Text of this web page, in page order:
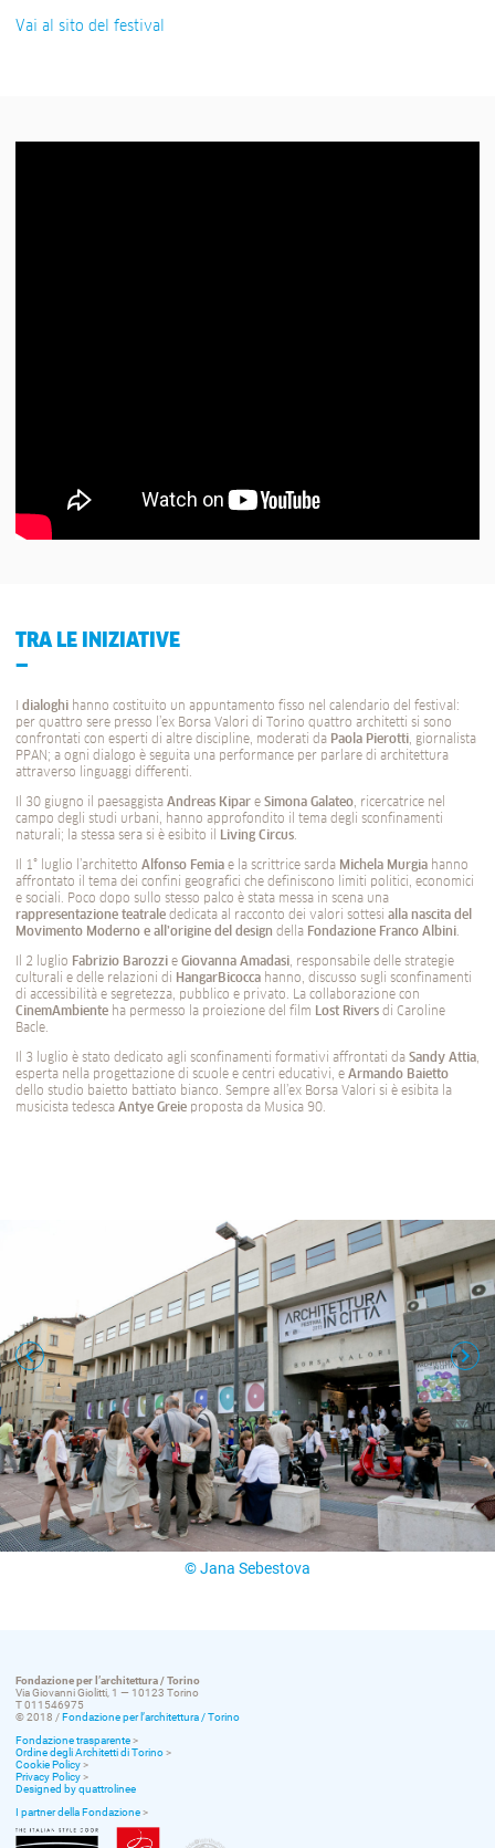
Vai al sito del festival
TRA LE INIZIATIVE
I dialoghi hanno costituito un appuntamento fisso nel calendario del festival:
per quattro sere presso l’ex Borsa Valori di Torino quattro architetti si sono
confrontati con esperti di altre discipline, moderati da Paola Pierotti, giornalista
PPAN; a ogni dialogo è seguita una performance per parlare di architettura
attraverso linguaggi differenti.
Il 30 giugno il paesaggista Andreas Kipar e Simona Galateo, ricercatrice nel
campo degli studi urbani, hanno approfondito il tema degli sconfinamenti
naturali; la stessa sera si è esibito il
Living Circus.
Il 1° luglio l’architetto Alfonso Femia e la scrittrice sarda Michela Murgia hanno
affrontato il tema dei confini geografici che definiscono limiti politici, economici
e sociali. Poco dopo sullo stesso palco è stata messa in scena una
rappresentazione teatrale dedicata al racconto dei valori sottesi alla nascita del
Movimento Moderno e all’origine del design della Fondazione Franco Albini .
Il 2 luglio Fabrizio Barozzi e Giovanna Amadasi, responsabile delle strategie
culturali e delle relazioni di HangarBicocca hanno, discusso sugli sconfinamenti
di accessibilità e segretezza, pubblico e privato. La collaborazione con
CinemAmbiente ha permesso la proiezione del film Lost Rivers di Caroline
Bacle.
Il 3 luglio è stato dedicato agli sconfinamenti formativi affrontati da Sandy Attia,
esperta nella progettazione di scuole e centri educativi, e Armando Baietto
dello studio baietto battiato bianco. Sempre all’ex Borsa Valori si è esibita la
musicista tedesca Antye Greie proposta da Musica 90.
© Jana Sebestova
Fondazione per l’architettura / Torino
Via Giovanni Giolitti, 1 — 10123 Torino
T 011546975
© 2018 /Fondazione per l’architettura / Torino
Fondazione trasparente>
Ordine degli Architetti di Torino>
Cookie Policy>
Privacy Policy>
Designed by quattrolinee
I partner della Fondazione>